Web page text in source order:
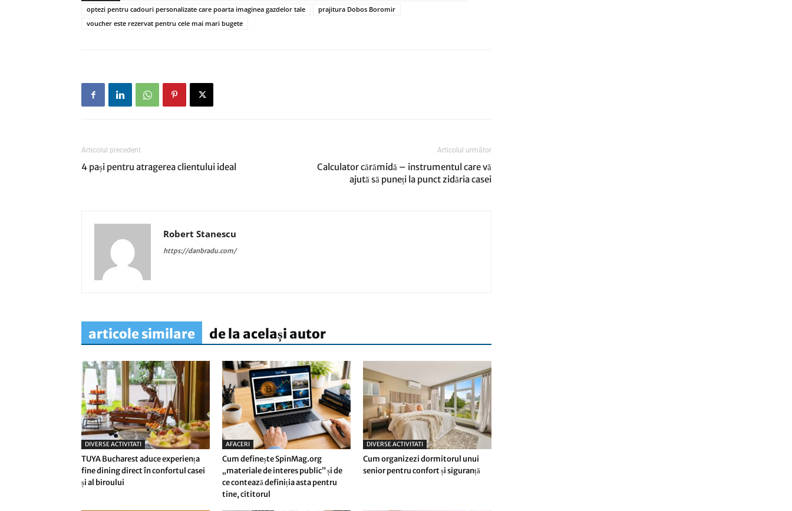
optezi pentru cadouri personalizate care poarta imaginea gazdelor tale
prajitura Dobos Boromir
voucher este rezervat pentru cele mai mari bugete
Articolul precedent
4 pași pentru atragerea clientului ideal
Articolul următor
Calculator cărămidă – instrumentul care vă
ajută să puneți la punct zidăria casei
Robert Stanescu
https://danbradu.com/
articole similare de la același autor
DIVERSE ACTIVITATI
TUYA Bucharest aduce experiența
fine dining direct în confortul casei
și al biroului
AFACERI
Cum definește SpinMag.org
„materiale de interes public” și de
ce contează definiția asta pentru
tine, cititorul
DIVERSE ACTIVITATI
Cum organizezi dormitorul unui
senior pentru confort și siguranță